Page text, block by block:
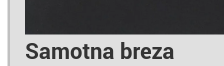
Samotna breza